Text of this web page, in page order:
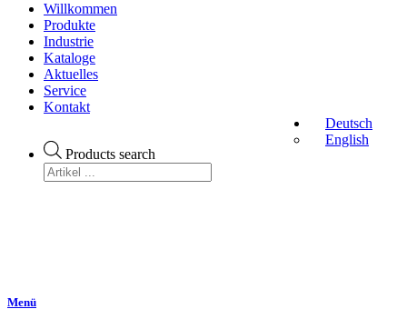
Willkommen
Produkte
Industrie
Kataloge
Aktuelles
Service
Kontakt
Products search
Deutsch
English
Menü